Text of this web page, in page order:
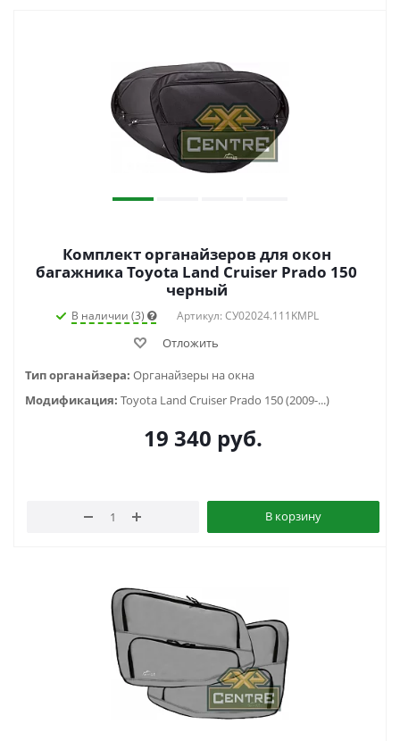
Комплект органайзеров для окон
багажника Toyota Land Cruiser Prado 150
черный
В наличии (3) Артикул: СУ02024.111KMPL
Отложить
Тип органайзера: Органайзеры на окна
Модификация: Toyota Land Cruiser Prado 150 (2009-...)
19 340 руб.
В корзину